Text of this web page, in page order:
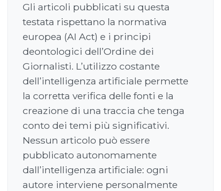
Gli articoli pubblicati su questa
testata rispettano la normativa
europea (AI Act) e i principi
deontologici dell’Ordine dei
Giornalisti. L’utilizzo costante
dell’intelligenza artificiale permette
la corretta verifica delle fonti e la
creazione di una traccia che tenga
conto dei temi più significativi.
Nessun articolo può essere
pubblicato autonomamente
dall’intelligenza artificiale: ogni
autore interviene personalmente